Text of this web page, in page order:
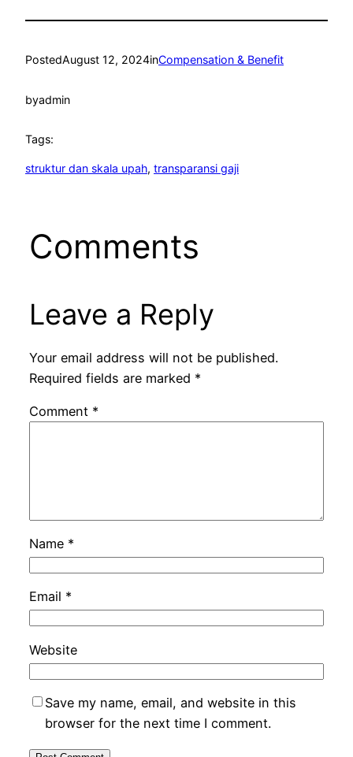
PostedAugust 12, 2024inCompensation & Benefit
byadmin
Tags:
struktur dan skala upah, transparansi gaji
Comments
Leave a Reply
Your email address will not be published.
Required fields are marked *
Comment *
Name *
Email *
Website
Save my name, email, and website in this
browser for the next time I comment.